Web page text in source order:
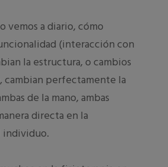
vemos a diario, cómo
(interacción con
la estructura, o cambios
cambian perfectamente la
de la mano, ambas
directa en la
individuo.